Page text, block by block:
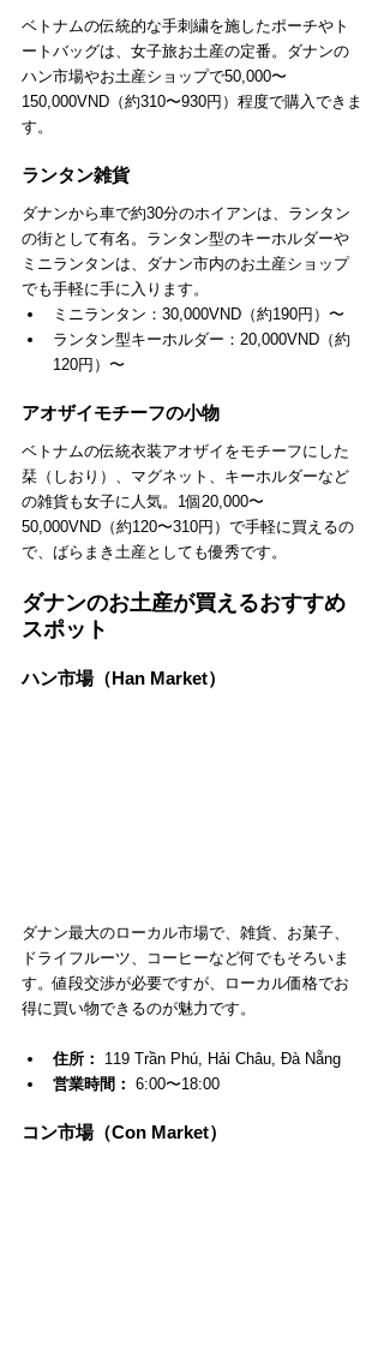
ベトナムの伝統的な手刺繍を施したポーチやト
ートバッグは、女子旅お土産の定番。ダナンの
ハン市場やお土産ショップで50,000〜
150,000VND（約310〜930円）程度で購入できま
す。
ランタン雑貨
ダナンから車で約30分のホイアンは、ランタン
の街として有名。ランタン型のキーホルダーや
ミニランタンは、ダナン市内のお土産ショップ
でも手軽に手に入ります。
ミニランタン：30,000VND（約190円）〜
ランタン型キーホルダー：20,000VND（約
120円）〜
アオザイモチーフの小物
ベトナムの伝統衣装アオザイをモチーフにした
栞（しおり）、マグネット、キーホルダーなど
の雑貨も女子に人気。1個20,000〜
50,000VND（約120〜310円）で手軽に買えるの
で、ばらまき土産としても優秀です。
ダナンのお土産が買えるおすすめ
スポット
ハン市場（Han Market）
ダナン最大のローカル市場で、雑貨、お菓子、
ドライフルーツ、コーヒーなど何でもそろいま
す。値段交渉が必要ですが、ローカル価格でお
得に買い物できるのが魅力です。
住所：
119 Trần Phú, Hải Châu, Đà Nẵng
営業時間： 6:00〜18:00
コン市場（Con Market）